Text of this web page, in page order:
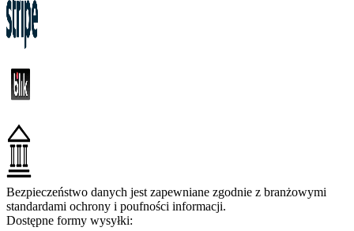
Bezpieczeństwo danych jest zapewniane zgodnie z branżowymi
standardami ochrony i poufności informacji.
Dostępne formy wysyłki: